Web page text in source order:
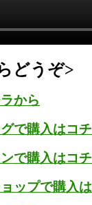
どうぞ>
から
で購入はコ
で購入はコ
ップで購入